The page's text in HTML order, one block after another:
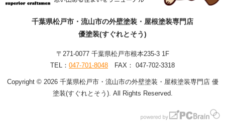
千葉県松戸市・流山市の外壁塗装・屋根塗装専門店
優塗装(すぐれとそう)
〒271-0077 千葉県松戸市根本235-3 1F
TEL： 047-701-8048 FAX： 047-702-3318
Copyright © 2026 千葉県松戸市・流山市の外壁塗装・屋根塗装専門店 優
塗装(すぐれとそう). All Rights Reserved.